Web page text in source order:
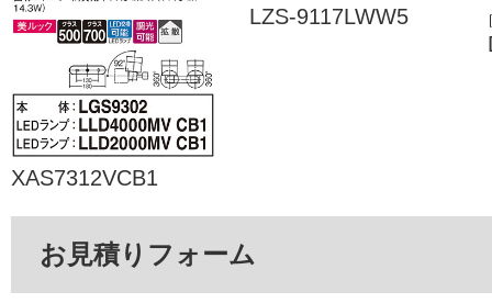
XAS7312VCB1
LZS-9117LWW5
お見積りフォーム